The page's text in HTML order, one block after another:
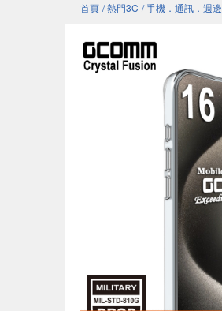
首頁 / 熱門3C / 手機．通訊．週邊